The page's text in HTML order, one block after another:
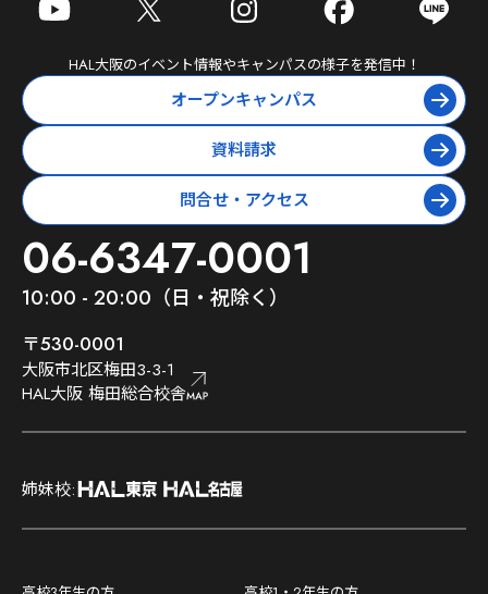
HAL大阪のイベント情報やキャンパスの様子を発信中！
オープンキャンパス
資料請求
問合せ・アクセス
06-6347-0001
10:00 - 20:00（日・祝除く）
〒530-0001
大阪市北区梅田3-3-1
HAL大阪 梅田総合校舎
;
姉妹校:
;